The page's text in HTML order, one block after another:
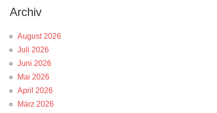
Archiv
August 2026
Juli 2026
Juni 2026
Mai 2026
April 2026
März 2026